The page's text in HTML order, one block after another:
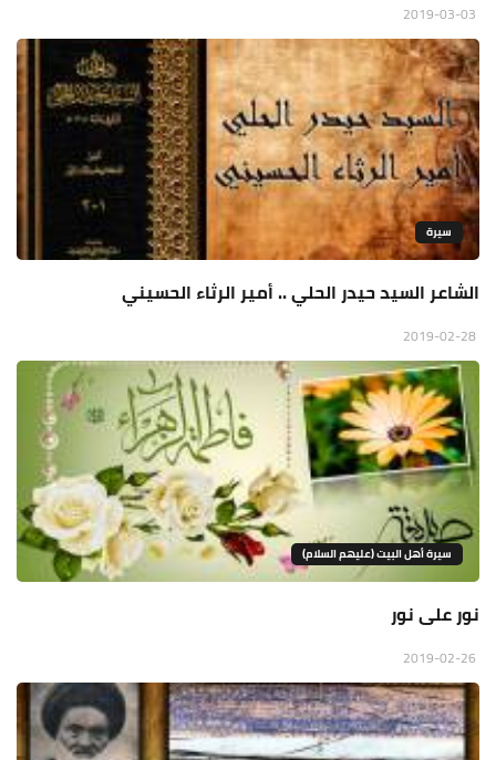
سيرة
الشاعر السيد حيدر الحلي .. أمير الرثاء الحسيني
سيرة أهل البيت (عليهم السلام)
نور على نور